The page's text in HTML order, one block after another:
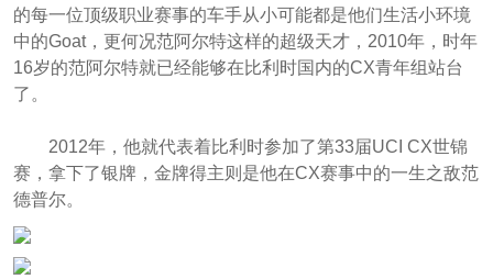
的每一位顶级职业赛事的车手从小可能都是他们生活小环境
中的Goat，更何况范阿尔特这样的超级天才，2010年，时年
16岁的范阿尔特就已经能够在比利时国内的CX青年组站台
了。
2012年，他就代表着比利时参加了第33届UCI CX世锦
赛，拿下了银牌，金牌得主则是他在CX赛事中的一生之敌范
德普尔。